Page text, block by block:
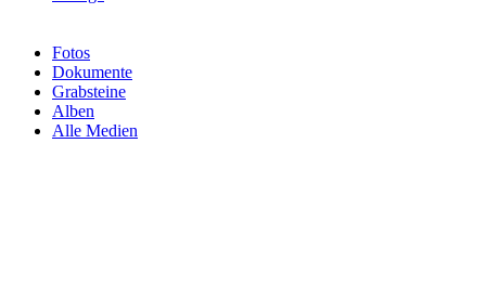
Fotos
Dokumente
Grabsteine
Alben
Alle Medien